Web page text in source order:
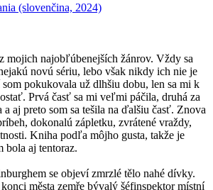
(slovenčina, 2024)
mojich najobľúbenejších žánrov. Vždy sa
novú sériu, lebo však nikdy ich nie je
pokukovala už dlhšiu dobu, len sa mi k
Prvá časť sa mi veľmi páčila, druhá za
a aj preto som sa tešila na ďalšiu časť. Znova
dokonalú zápletku, zvrátené vraždy,
Kniha podľa môjho gusta, takže je
bola aj tentoraz.
se objeví zmrzlé tělo nahé dívky.
města zemře bývalý šéfinspektor místní